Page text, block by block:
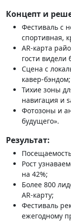
Концепт и
Фестиваль с
спортивная,
AR‑карта
гости видели
Сцена с
кавер‑бэндом;
Тихие зоны
навигация и
Фотозоны и
будущего».
Результат:
Рост
на 42%;
Более 800
AR‑карту;
Фестиваль
ежегодному